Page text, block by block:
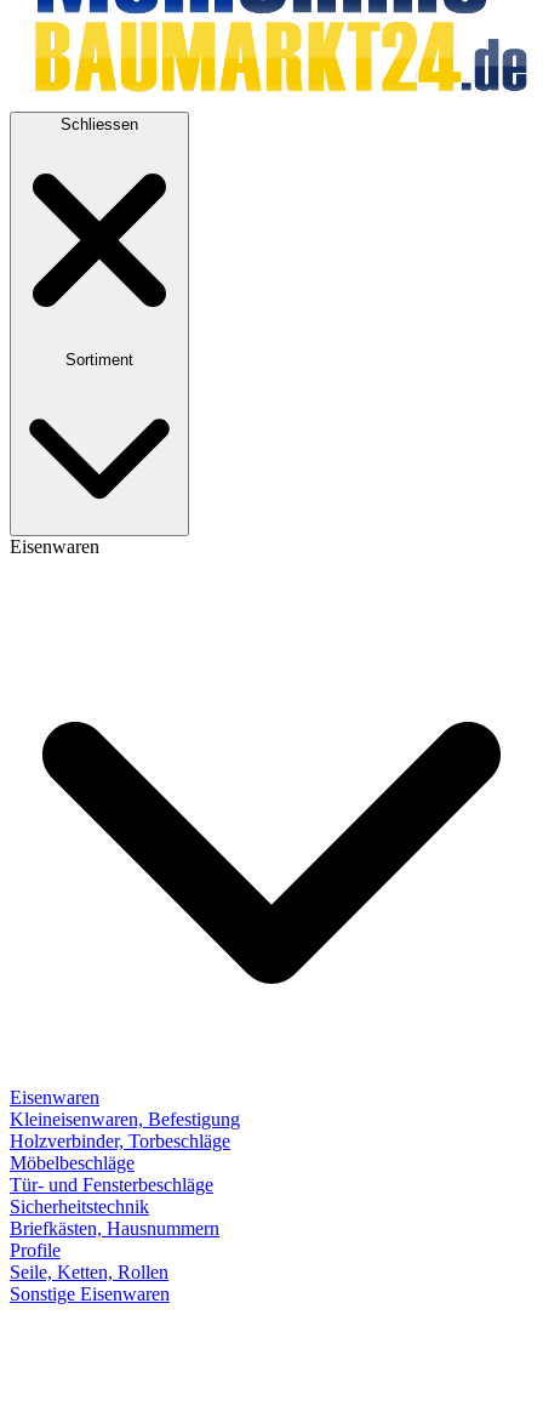
Schliessen
Sortiment
Eisenwaren
Eisenwaren
Kleineisenwaren, Befestigung
Holzverbinder, Torbeschläge
Möbelbeschläge
Tür- und Fensterbeschläge
Sicherheitstechnik
Briefkästen, Hausnummern
Profile
Seile, Ketten, Rollen
Sonstige Eisenwaren